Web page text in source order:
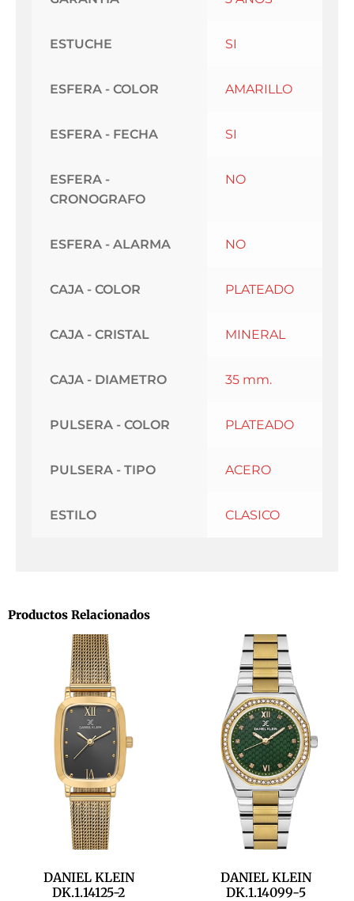
ESTUCHE SI
ESFERA - COLOR AMARILLO
ESFERA - FECHA SI
ESFERA -
CRONOGRAFO
NO
ESFERA - ALARMA NO
CAJA - COLOR PLATEADO
CAJA - CRISTAL MINERAL
CAJA - DIAMETRO 35 mm.
PULSERA - COLOR PLATEADO
PULSERA - TIPO ACERO
ESTILO CLASICO
Productos Relacionados
DANIEL KLEIN
DK.1.14125-2
DANIEL KLEIN
DK.1.14099-5